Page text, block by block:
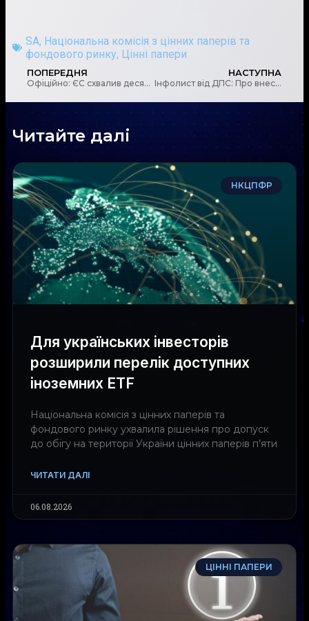
SA, Національна комісія з цінних паперів та
фондового ринку, Цінні папери
ПОПЕРЕДНЯ
Офіційно: ЄС схвалив десятий пакет санкцій проти Росії
НАСТУПНА
Інфолист від ДПС: Про внесення змін до Податкового кодексу України та інших законодавчих актів України щодо платіжних послуг
Читайте далі
НКЦПФР
Для українських інвесторів
розширили перелік доступних
іноземних ETF
Національна комісія з цінних паперів та
фондового ринку ухвалила рішення про допуск
до обігу на території України цінних паперів п’яти
ЧИТАТИ ДАЛІ
06.08.2026
ЦІННІ ПАПЕРИ